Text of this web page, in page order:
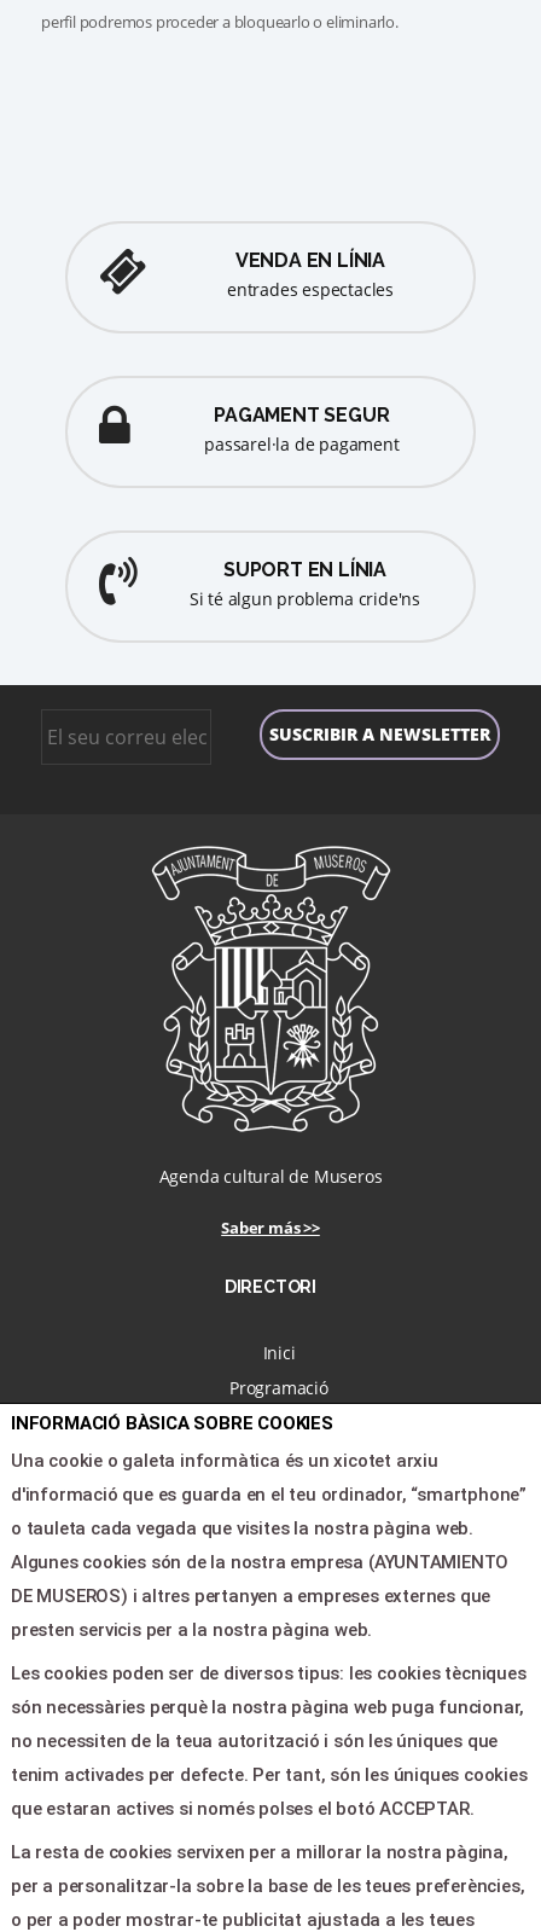
perfil podremos proceder a bloquearlo o eliminarlo.
VENDA EN LÍNIA
entrades espectacles
PAGAMENT SEGUR
passarel·la de pagament
SUPORT EN LÍNIA
Si té algun problema cride'ns
Agenda cultural de Museros
Saber más >>
DIRECTORI
Inici
Programació
Nosaltres
Notícies
Àrea clients
Contacte
LEGAL & PAGOS
Ajuda
Avís legal
Política de privacitat
Contactar
INFORMACIÓ BÀSICA SOBRE COOKIES
Una cookie o galeta informàtica és un xicotet arxiu
d'informació que es guarda en el teu ordinador, “smartphone”
o tauleta cada vegada que visites la nostra pàgina web.
Algunes cookies són de la nostra empresa (AYUNTAMIENTO
DE MUSEROS) i altres pertanyen a empreses externes que
presten servicis per a la nostra pàgina web.
Les cookies poden ser de diversos tipus: les cookies tècniques
són necessàries perquè la nostra pàgina web puga funcionar,
no necessiten de la teua autorització i són les úniques que
tenim activades per defecte. Per tant, són les úniques cookies
que estaran actives si només polses el botó ACCEPTAR.
La resta de cookies servixen per a millorar la nostra pàgina,
per a personalitzar-la sobre la base de les teues preferències,
o per a poder mostrar-te publicitat ajustada a les teues